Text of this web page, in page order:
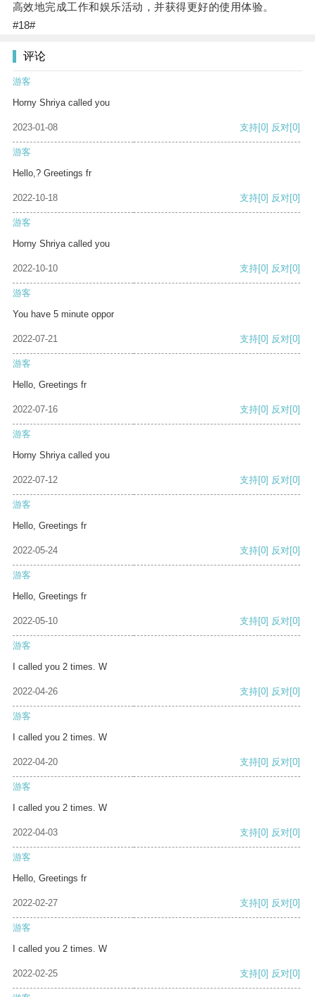
高效地完成工作和娱乐活动，并获得更好的使用体验。
#18#
评论
游客
Horny Shriya called you
2023-01-08 支持[0] 反对[0]
游客
Hello,? Greetings fr
2022-10-18 支持[0] 反对[0]
游客
Horny Shriya called you
2022-10-10 支持[0] 反对[0]
游客
You have 5 minute oppor
2022-07-21 支持[0] 反对[0]
游客
Hello, Greetings fr
2022-07-16 支持[0] 反对[0]
游客
Horny Shriya called you
2022-07-12 支持[0] 反对[0]
游客
Hello, Greetings fr
2022-05-24 支持[0] 反对[0]
游客
Hello, Greetings fr
2022-05-10 支持[0] 反对[0]
游客
I called you 2 times. W
2022-04-26 支持[0] 反对[0]
游客
I called you 2 times. W
2022-04-20 支持[0] 反对[0]
游客
I called you 2 times. W
2022-04-03 支持[0] 反对[0]
游客
Hello, Greetings fr
2022-02-27 支持[0] 反对[0]
游客
I called you 2 times. W
2022-02-25 支持[0] 反对[0]